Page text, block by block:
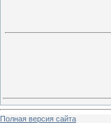
Полная версия сайта